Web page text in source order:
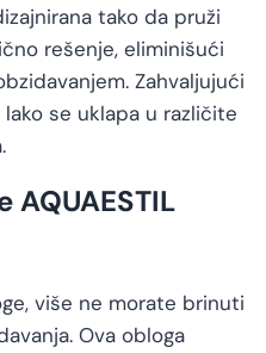
tako da pruži
rešenje, eliminišući
Zahvaljujući
se uklapa u različite
više ne morate brinuti
Ova obloga